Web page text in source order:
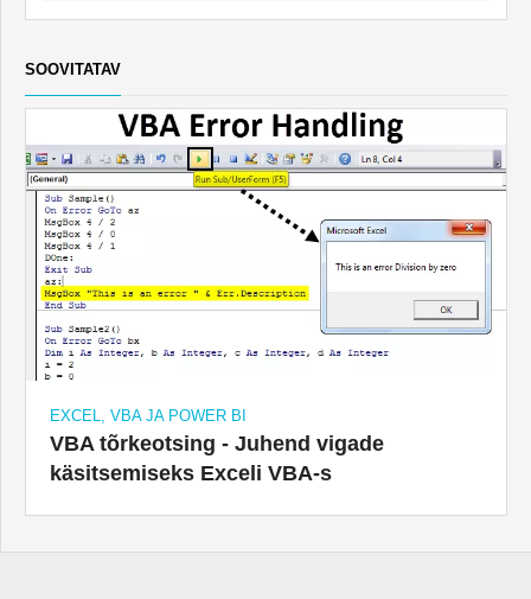
SOOVITATAV
EXCEL, VBA JA POWER BI
VBA tõrkeotsing - Juhend vigade
käsitsemiseks Exceli VBA-s